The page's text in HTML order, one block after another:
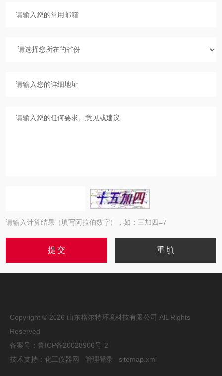
请输入计算结果（填写阿拉伯数字），如：三加四=7
Copyright © 2026 山东格尔特环境科技有限公司 AlL Rights
Reserved
备案号：鲁ICP备20028906号-2
技术支持： 化工仪器网 管理登录 sitemap.xml